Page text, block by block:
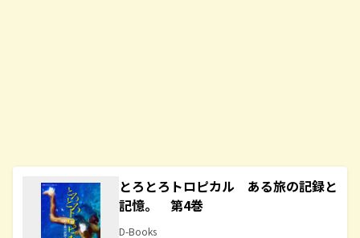
とろとろトロピカル ある旅の記録と
記憶。 第4巻
D-Books